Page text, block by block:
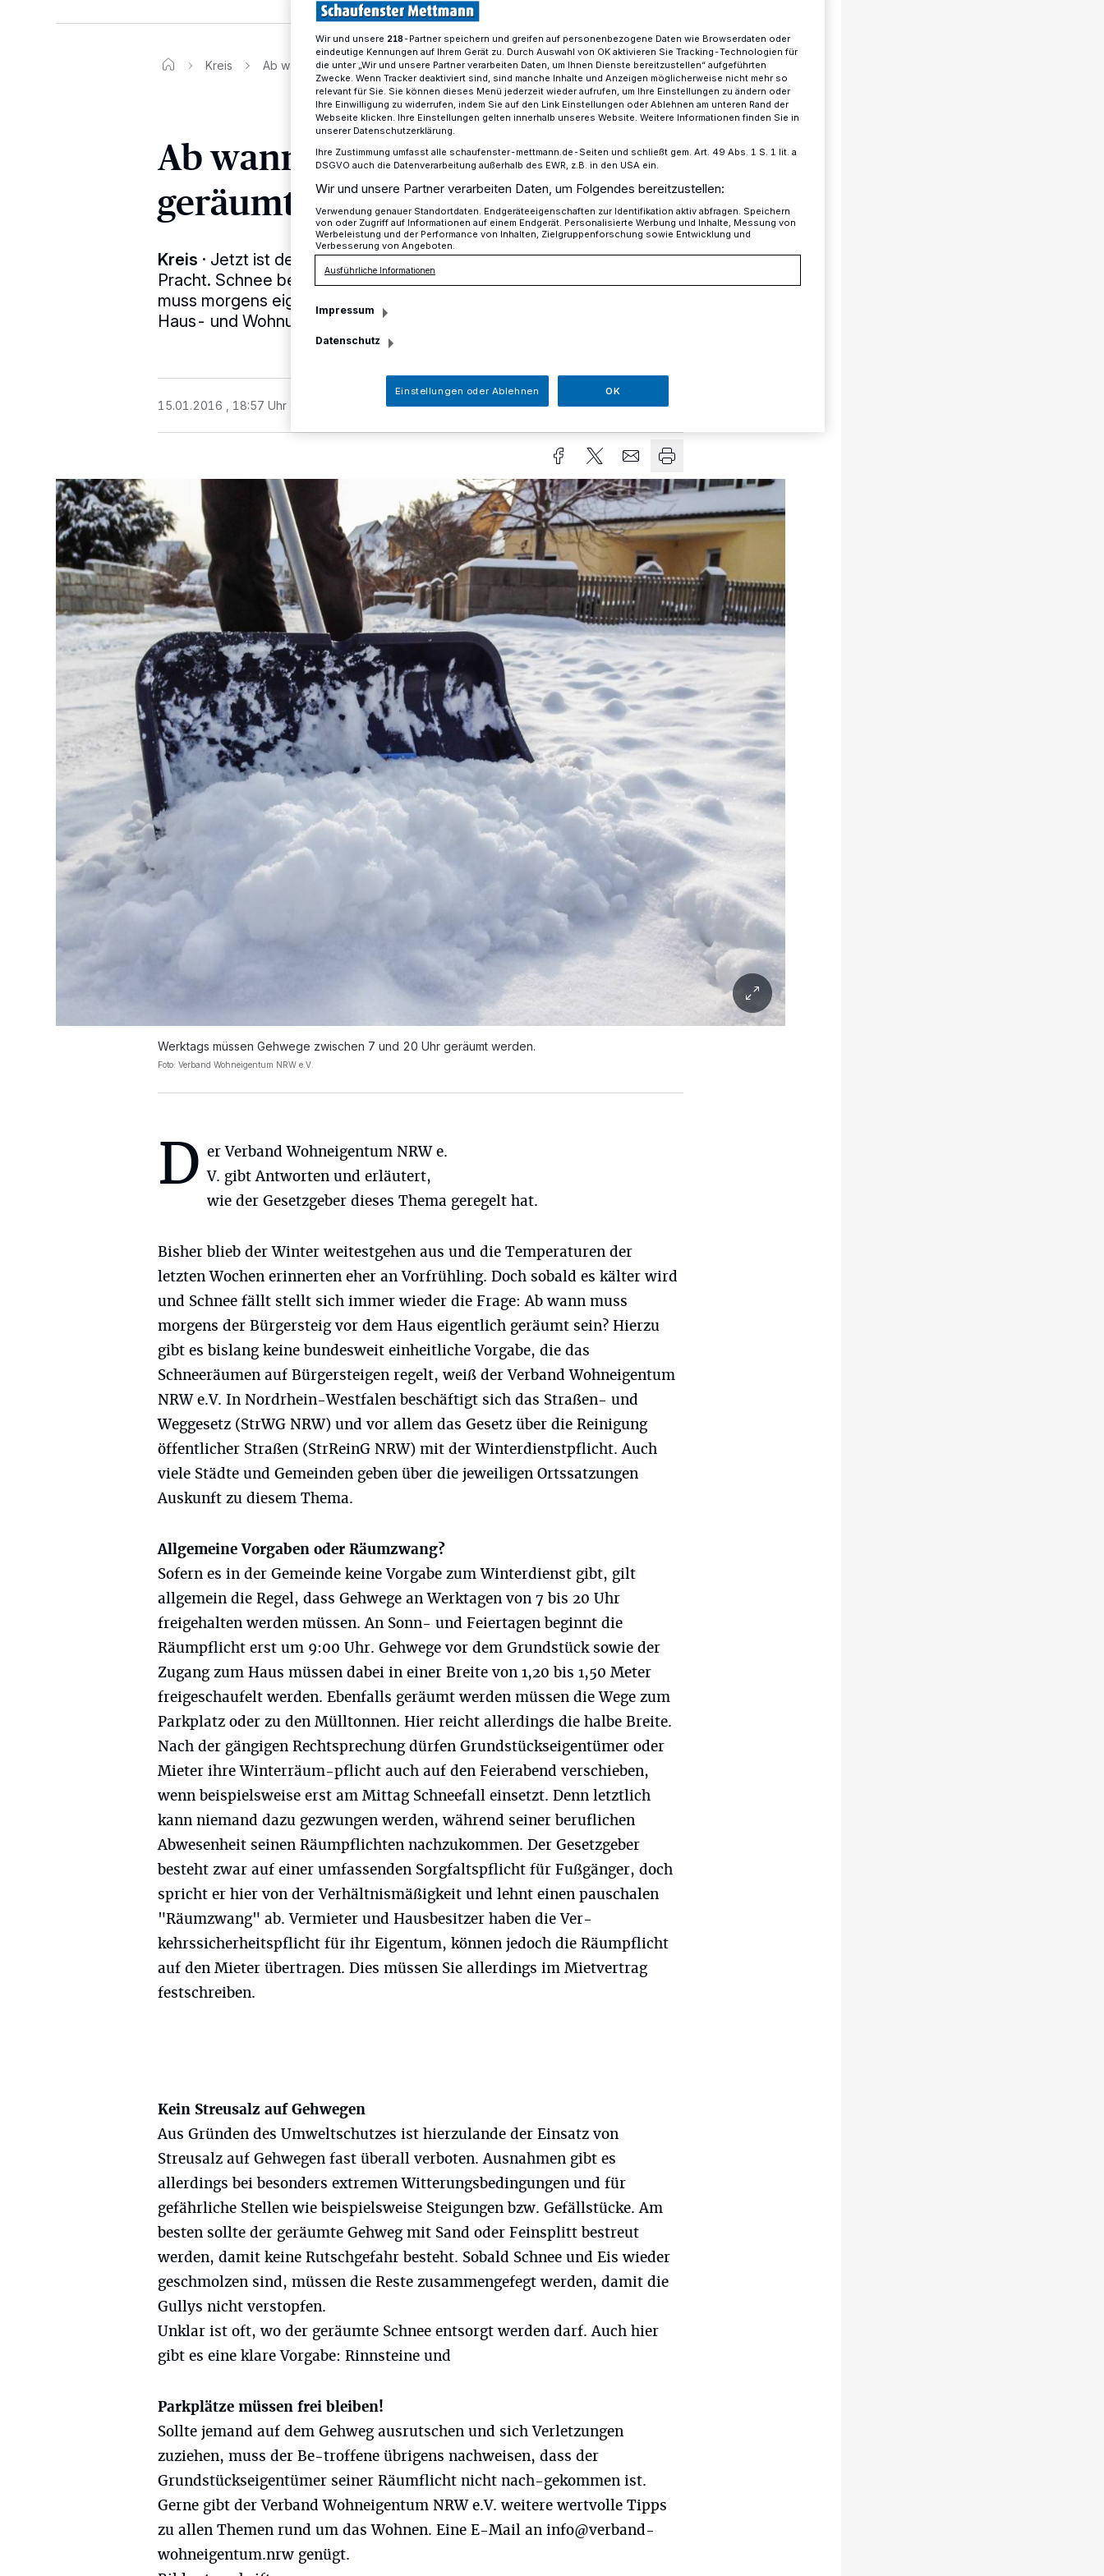
Kreis Ab wann müssen Bürgersteige geräumt sein?
Ab wann müssen Bürgersteige
geräumt sein?
Kreis · Jetzt ist der Winter da und überzieht NRW mit seiner weißen
Pracht. Schnee bedeutet immer auch: Gehwege frei räumen. Ab wann
muss morgens eigentlich geräumt werden? Diese Fragen stellen sich
Haus- und Wohnungseigentümer immer wieder.
15.01.2016 , 18:57 Uhr 2 Minuten Lesezeit
Werktags müssen Gehwege zwischen 7 und 20 Uhr geräumt werden.
Foto: Verband Wohneigentum NRW e.V.
D er Verband Wohneigentum NRW e.
V. gibt Antworten und erläutert,
wie der Gesetzgeber dieses Thema geregelt hat.
Bisher blieb der Winter weitestgehen aus und die Temperaturen der
letzten Wochen erinnerten eher an Vorfrühling. Doch sobald es kälter wird
und Schnee fällt stellt sich immer wieder die Frage: Ab wann muss
morgens der Bürgersteig vor dem Haus eigentlich geräumt sein? Hierzu
gibt es bislang keine bundesweit einheitliche Vorgabe, die das
Schneeräumen auf Bürgersteigen regelt, weiß der Verband Wohneigentum
NRW e.V. In Nordrhein-Westfalen beschäftigt sich das Straßen- und
Weggesetz (StrWG NRW) und vor allem das Gesetz über die Reinigung
öffentlicher Straßen (StrReinG NRW) mit der Winterdienstpflicht. Auch
viele Städte und Gemeinden geben über die jeweiligen Ortssatzungen
Auskunft zu diesem Thema.
Allgemeine Vorgaben oder Räumzwang?
Sofern es in der Gemeinde keine Vorgabe zum Winterdienst gibt, gilt
allgemein die Regel, dass Gehwege an Werktagen von 7 bis 20 Uhr
freigehalten werden müssen. An Sonn- und Feiertagen beginnt die
Räumpflicht erst um 9:00 Uhr. Gehwege vor dem Grundstück sowie der
Zugang zum Haus müssen dabei in einer Breite von 1,20 bis 1,50 Meter
freigeschaufelt werden. Ebenfalls geräumt werden müssen die Wege zum
Parkplatz oder zu den Mülltonnen. Hier reicht allerdings die halbe Breite.
Nach der gängigen Rechtsprechung dürfen Grundstückseigentümer oder
Mieter ihre Winterräum-pflicht auch auf den Feierabend verschieben,
wenn beispielsweise erst am Mittag Schneefall einsetzt. Denn letztlich
kann niemand dazu gezwungen werden, während seiner beruflichen
Abwesenheit seinen Räumpflichten nachzukommen. Der Gesetzgeber
besteht zwar auf einer umfassenden Sorgfaltspflicht für Fußgänger, doch
spricht er hier von der Verhältnismäßigkeit und lehnt einen pauschalen
"Räumzwang" ab. Vermieter und Hausbesitzer haben die Ver-
kehrssicherheitspflicht für ihr Eigentum, können jedoch die Räumpflicht
auf den Mieter übertragen. Dies müssen Sie allerdings im Mietvertrag
festschreiben.
Kein Streusalz auf Gehwegen
Aus Gründen des Umweltschutzes ist hierzulande der Einsatz von
Streusalz auf Gehwegen fast überall verboten. Ausnahmen gibt es
allerdings bei besonders extremen Witterungsbedingungen und für
gefährliche Stellen wie beispielsweise Steigungen bzw. Gefällstücke. Am
besten sollte der geräumte Gehweg mit Sand oder Feinsplitt bestreut
werden, damit keine Rutschgefahr besteht. Sobald Schnee und Eis wieder
geschmolzen sind, müssen die Reste zusammengefegt werden, damit die
Gullys nicht verstopfen.
Unklar ist oft, wo der geräumte Schnee entsorgt werden darf. Auch hier
gibt es eine klare Vorgabe: Rinnsteine und
Parkplätze müssen frei bleiben!
Sollte jemand auf dem Gehweg ausrutschen und sich Verletzungen
zuziehen, muss der Be-troffene übrigens nachweisen, dass der
Grundstückseigentümer seiner Räumflicht nicht nach-gekommen ist.
Gerne gibt der Verband Wohneigentum NRW e.V. weitere wertvolle Tipps
zu allen Themen rund um das Wohnen. Eine E-Mail an info@verband-
wohneigentum.nrw genügt.
Wir und unsere 218-Partner speichern und greifen auf personenbezogene Daten wie Browserdaten oder
eindeutige Kennungen auf Ihrem Gerät zu. Durch Auswahl von OK aktivieren Sie Tracking-Technologien für
die unter „Wir und unsere Partner verarbeiten Daten, um Ihnen Dienste bereitzustellen“ aufgeführten
Zwecke. Wenn Tracker deaktiviert sind, sind manche Inhalte und Anzeigen möglicherweise nicht mehr so
relevant für Sie. Sie können dieses Menü jederzeit wieder aufrufen, um Ihre Einstellungen zu ändern oder
Ihre Einwilligung zu widerrufen, indem Sie auf den Link Einstellungen oder Ablehnen am unteren Rand der
Webseite klicken. Ihre Einstellungen gelten innerhalb unseres Website. Weitere Informationen finden Sie in
unserer Datenschutzerklärung.
Ihre Zustimmung umfasst alle schaufenster-mettmann.de-Seiten und schließt gem. Art. 49 Abs. 1 S. 1 lit. a
DSGVO auch die Datenverarbeitung außerhalb des EWR, z.B. in den USA ein.
Wir und unsere Partner verarbeiten Daten, um Folgendes bereitzustellen:
Verwendung genauer Standortdaten. Endgeräteeigenschaften zur Identifikation aktiv abfragen. Speichern
von oder Zugriff auf Informationen auf einem Endgerät. Personalisierte Werbung und Inhalte, Messung von
Werbeleistung und der Performance von Inhalten, Zielgruppenforschung sowie Entwicklung und
Verbesserung von Angeboten.
Ausführliche Informationen
Impressum
Datenschutz
Einstellungen oder Ablehnen OK